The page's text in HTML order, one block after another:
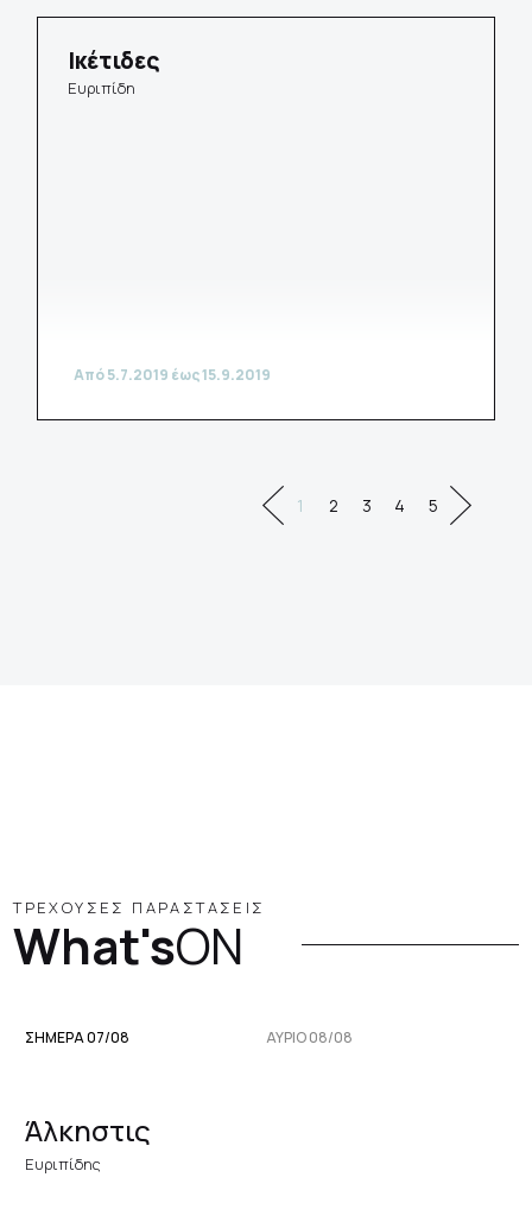
Από 5.7.2019 έως 15.9.2019
Ικέτιδες
Ευριπίδη
1 2 3 4 5
ΤΡΕΧΟΥΣΕΣ ΠΑΡΑΣΤΑΣΕΙΣ
What'sON
ΣΗΜΕΡΑ 07/08 ΑΥΡΙΟ 08/08
Άλκηστις
Ευριπίδης